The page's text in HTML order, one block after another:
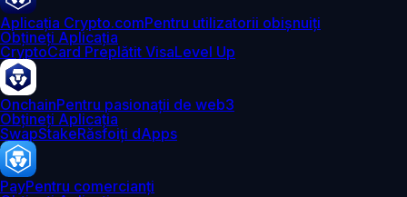
Aplicația Crypto.comPentru utilizatorii obișnuiți
Obțineți Aplicația
CryptoCard Preplătit VisaLevel Up
OnchainPentru pasionații de web3
Obțineți Aplicația
SwapStakeRăsfoiți dApps
PayPentru comercianți